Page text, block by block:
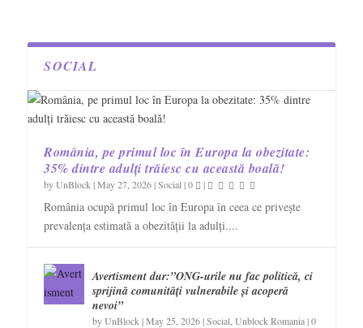
SOCIAL
România, pe primul loc în Europa la obezitate:
35% dintre adulți trăiesc cu această boală!
byUnBlock |May 27, 2026|Social |0 |
România ocupă primul loc în Europa în ceea ce privește
prevalența estimată a obezității la adulți....
Avertisment dur:”ONG-urile nu fac politică, ci
sprijină comunități vulnerabile și acoperă
nevoi”
byUnBlock |May 25, 2026|Social ,Unblock Romania|0